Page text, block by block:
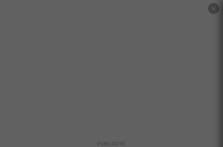
✕
PUBLICITÉ